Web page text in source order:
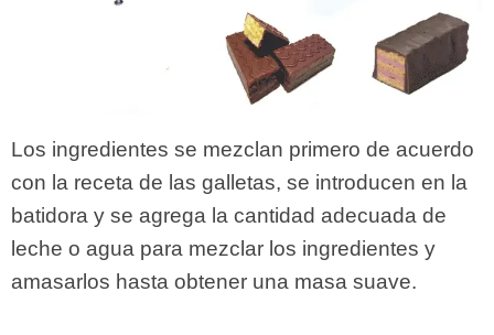
Los ingredientes se mezclan primero de acuerdo
con la receta de las galletas, se introducen en la
batidora y se agrega la cantidad adecuada de
leche o agua para mezclar los ingredientes y
amasarlos hasta obtener una masa suave.